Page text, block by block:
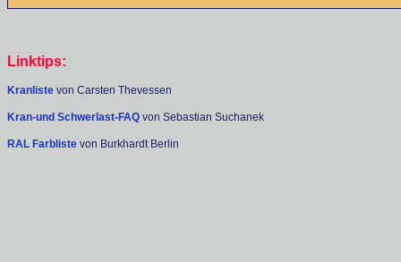
Linktips:
Kranliste von Carsten Thevessen
Kran-und Schwerlast-FAQ von Sebastian Suchanek
RAL Farbliste von Burkhardt Berlin